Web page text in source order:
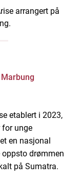
arrangert på
etablert i 2023,
for unge
en nasjonal
oppsto drømmen
på Sumatra.